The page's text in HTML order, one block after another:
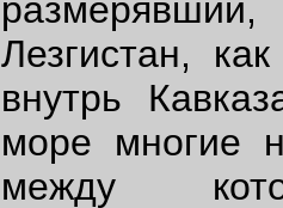
Лезгистан,
внутрь
море многие
между